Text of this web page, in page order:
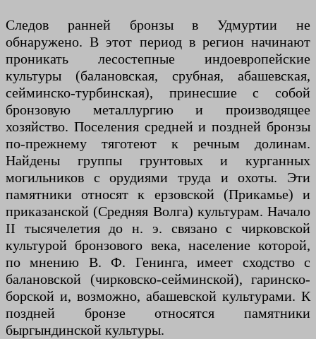
Следов ранней бронзы в Удмуртии не
обнаружено. В этот период в регион начинают
проникать лесостепные индоевропейские
культуры (балановская, срубная, абашевская,
сейминско-турбинская), принесшие с собой
бронзовую металлургию и производящее
хозяйство. Поселения средней и поздней бронзы
по-прежнему тяготеют к речным долинам.
Найдены группы грунтовых и курганных
могильников с орудиями труда и охоты. Эти
памятники относят к ерзовской (Прикамье) и
приказанской (Средняя Волга) культурам. Начало
II тысячелетия до н. э. связано с чирковской
культурой бронзового века, население которой,
по мнению В. Ф. Генинга, имеет сходство с
балановской (чирковско-сейминской), гаринско-
борской и, возможно, абашевской культурами. К
поздней бронзе относятся памятники
быргындинской культуры.